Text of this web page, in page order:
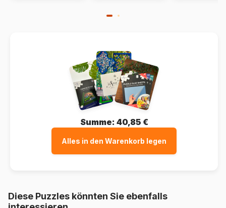
Summe: 40,85 €
Alles in den Warenkorb legen
Diese Puzzles könnten Sie ebenfalls